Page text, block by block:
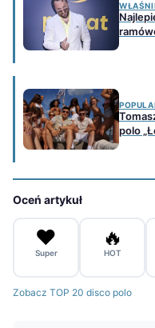
polo
Oceń artykuł
❤️
Super
🔥
HOT
Zobacz TOP 20 disco polo